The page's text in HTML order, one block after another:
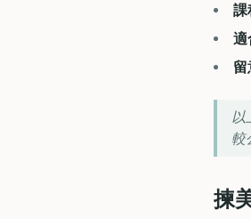
課
適
留
以
較
揀